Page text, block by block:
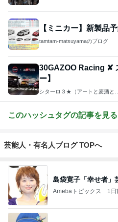
【ミニカー】新製品
tamtam-matsuyamaのブログ
30GAZOO Racing ✘
ー】
シターロ３★（アートと麦酒と
このハッシュタグの記事を見る
芸能人・有名人ブログ TOPへ
島袋寛子「幸せ者」
Amebaトピックス 1日